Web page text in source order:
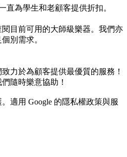
直為學生和老顧客提供折扣。
目前可用的大師級樂器。我們亦
別需求。
力於為顧客提供最優質的服務！
隨時樂意協助！
適用 Google 的隱私權政策與服